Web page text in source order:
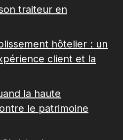
traiteur en
hôtelier : un
client et la
la haute
le patrimoine